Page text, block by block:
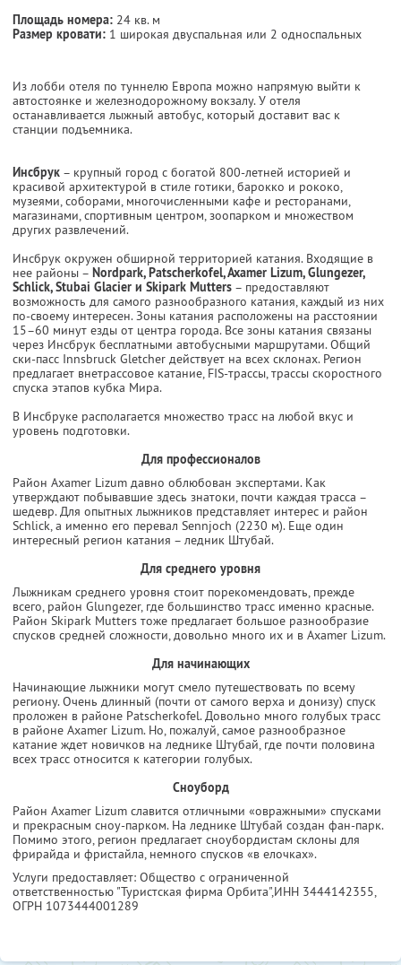
Площадь номера: 24 кв. м
Размер кровати: 1 широкая двуспальная или 2 односпальных
Из лобби отеля по туннелю Европа можно напрямую выйти к
автостоянке и железнодорожному вокзалу. У отеля
останавливается лыжный автобус, который доставит вас к
станции подъемника.
Инсбрук – крупный город с богатой 800-летней историей и
красивой архитектурой в стиле готики, барокко и рококо,
музеями, соборами, многочисленными кафе и ресторанами,
магазинами, спортивным центром, зоопарком и множеством
других развлечений.
Инсбрук окружен обширной территорией катания. Входящие в
нее районы – Nordpark, Patscherkofel, Axamer Lizum, Glungezer,
Schlick, Stubai Glacier и Skipark Mutters – предоставляют
возможность для самого разнообразного катания, каждый из них
по-своему интересен. Зоны катания расположены на расстоянии
15–60 минут езды от центра города. Все зоны катания связаны
через Инсбрук бесплатными автобусными маршрутами. Общий
ски-пасс Innsbruck Gletcher действует на всех склонах. Регион
предлагает внетрассовое катание, FIS-трассы, трассы скоростного
спуска этапов кубка Мира.
В Инсбруке располагается множество трасс на любой вкус и
уровень подготовки.
Для профессионалов
Район Axamer Lizum давно облюбован экспертами. Как
утверждают побывавшие здесь знатоки, почти каждая трасса –
шедевр. Для опытных лыжников представляет интерес и район
Schlick, а именно его перевал Sennjoch (2230 м). Еще один
интересный регион катания – ледник Штубай.
Для среднего уровня
Лыжникам среднего уровня стоит порекомендовать, прежде
всего, район Glungezer, где большинство трасс именно красные.
Район Skipark Mutters тоже предлагает большое разнообразие
спусков средней сложности, довольно много их и в Axamer Lizum.
Для начинающих
Начинающие лыжники могут смело путешествовать по всему
региону. Очень длинный (почти от самого верха и донизу) спуск
проложен в районе Patscherkofel. Довольно много голубых трасс
в районе Axamer Lizum. Но, пожалуй, самое разнообразное
катание ждет новичков на леднике Штубай, где почти половина
всех трасс относится к категории голубых.
Сноуборд
Район Axamer Lizum славится отличными «овражными» спусками
и прекрасным сноу-парком. На леднике Штубай создан фан-парк.
Помимо этого, регион предлагает сноубордистам склоны для
фрирайда и фристайла, немного спусков «в елочках».
Услуги предоставляет: Общество с ограниченной
ответственностью "Туристская фирма Орбита",ИНН 3444142355,
ОГРН 1073444001289